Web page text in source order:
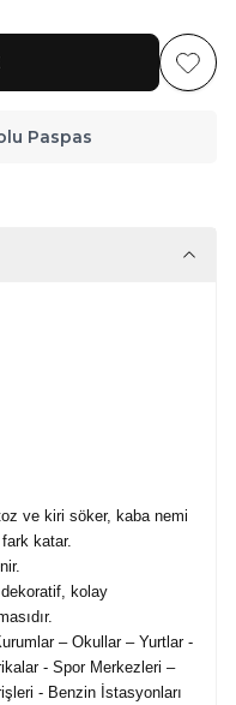
Paspas
ve kiri söker, kaba nemi
katar.
kolay
– Okullar – Yurtlar -
- Spor Merkezleri –
- Benzin İstasyonları